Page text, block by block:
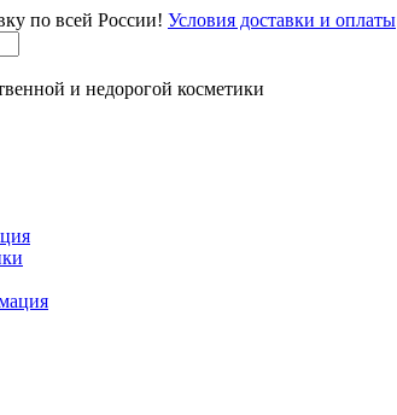
по всей России! Условия доставки и оплаты
и недорогой косметики